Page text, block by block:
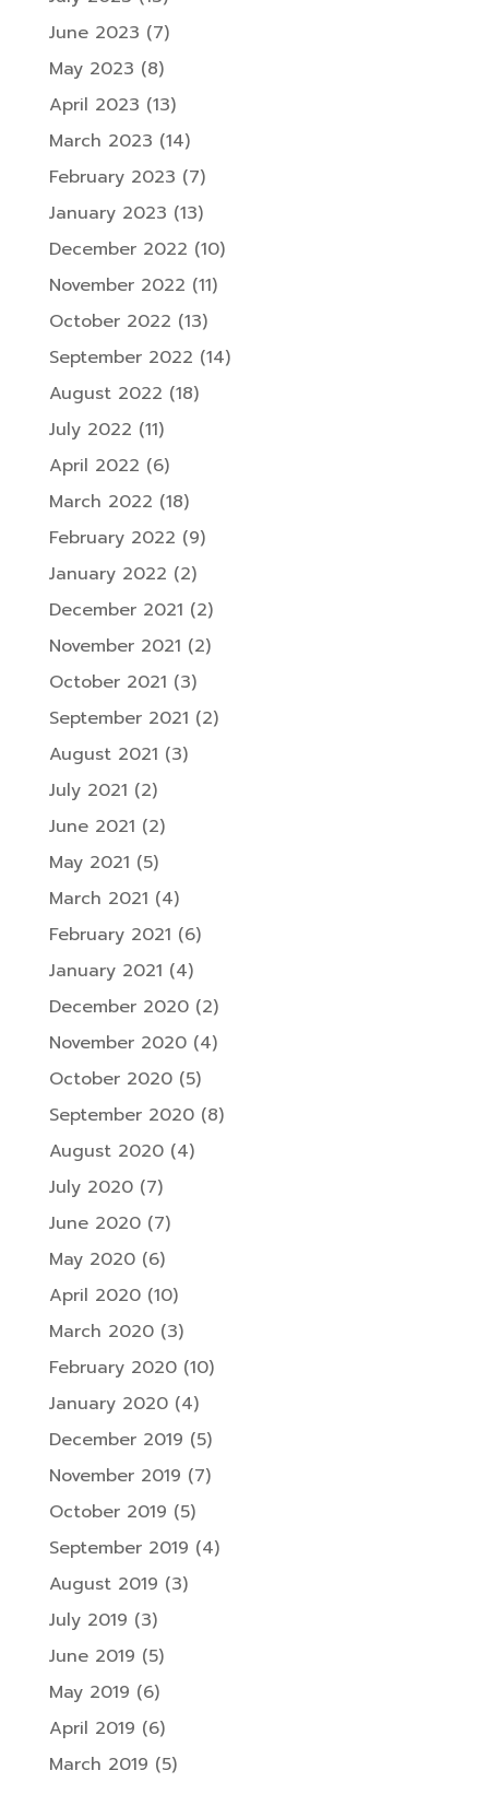
June 2023 (7)
May 2023 (8)
April 2023 (13)
March 2023 (14)
February 2023 (7)
January 2023 (13)
December 2022 (10)
November 2022 (11)
October 2022 (13)
September 2022 (14)
August 2022 (18)
July 2022 (11)
April 2022 (6)
March 2022 (18)
February 2022 (9)
January 2022 (2)
December 2021 (2)
November 2021 (2)
October 2021 (3)
September 2021 (2)
August 2021 (3)
July 2021 (2)
June 2021 (2)
May 2021 (5)
March 2021 (4)
February 2021 (6)
January 2021 (4)
December 2020(2)
November 2020(4)
October 2020(5)
September 2020(8)
August 2020(4)
July 2020(7)
June 2020(7)
May 2020(6)
April 2020(10)
March 2020(3)
February 2020(10)
January 2020(4)
December 2019 (5)
November 2019 (7)
October 2019 (5)
September 2019 (4)
August 2019 (3)
July 2019 (3)
June 2019 (5)
May 2019 (6)
April 2019 (6)
March 2019 (5)